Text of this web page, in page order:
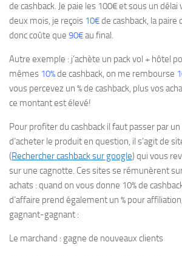
de cashback. Je paie les 100€ et sous un
deux mois, je reçois 10€de cashback, la paire
donc coûte que 90€au final.
Autre exemple : j’achète un pack vol + hôtel
mêmes 10%de cashback, on me rembourse
vous percevez un % de cashback, plus vos
ce montant est élevé!
Pour profiter du cashback il faut passer par
d’acheter le produit en question, il s’agit de
(Rechercher cashback sur google) qui vous
sur une cagnotte. Ces sites se rémunèrent
achats : quand on vous donne 10% de
d’affaire prend également un % pour
gagnant-gagnant :
Le marchand : gagne de nouveaux clients